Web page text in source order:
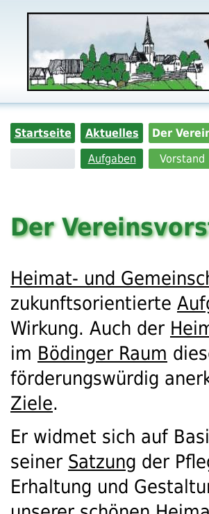
Startseite Aktuelles
Der
Aufgaben
Vorstand
Der
Heimat- und
zukunftsorientierte
Wirkung. Auch der
im Bödinger Raum
förderungswürdig
Ziele.
Er widmet sich auf
seiner Satzung der
Erhaltung und